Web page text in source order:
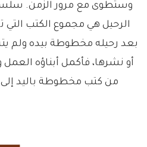
وستطوى مع مرور الزمن.
الرحيل هي مجموع الكتب التي
بعد رحيله مخطوطة بيده ولم
أو نشرها، فأكمل أبناؤه
من كتب مخطوطة باليد إلى